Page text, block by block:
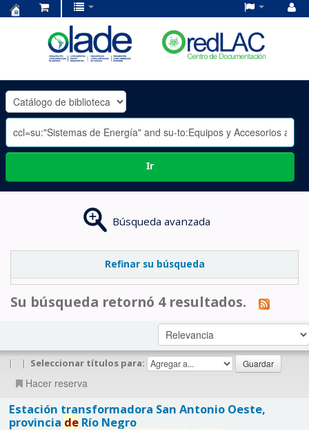
OLADE
-
Ir
Búsqueda avanzada
Refinar su búsqueda
Su búsqueda retornó 4 resultados.
| | Seleccionar títulos para:
Hacer reserva
Estación transformadora San Antonio Oeste,
provincia deRío Negro